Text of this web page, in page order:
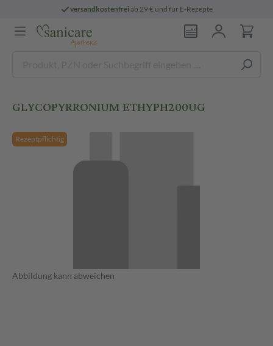
versandkostenfreiab 29 € und für E-Rezepte
GLYCOPYRRONIUM ETHYPH200UG
Rezeptpflichtig
Abbildung kann abweichen